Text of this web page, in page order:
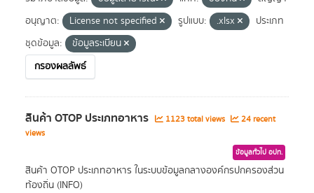
อนุญาต:
License not specified รูปแบบ: .xlsx
ประเภท
ชุดข้อมูล:
ข้อมูลระเบียน
กรองผลลัพธ์
สินค้า OTOP ประเภทอาหาร 1123 total views
24 recent
views
ข้อมูลทั่วไป อปท.
สินค้า OTOP ประเภทอาหาร ในระบบข้อมูลกลางองค์กรปกครองส่วน
ท้องถิ่น (INFO)